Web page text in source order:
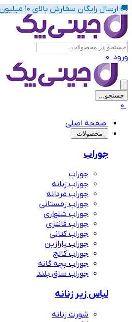
🚚 ارسال رایگان سفارش بالای 10 میلیون
ورود 0
جستجو...
0
صفحه اصلی
‌محصولات
جوراب
جوراب
جوراب زنانه
جوراب مردانه
جوراب زمستانی
جوراب شلواری
جوراب فانتزی
جوراب کتانی
جوراب پارازین
جوراب کالج
جوراب بچه گانه
جوراب ساق بلند
لباس زیر زنانه
شورت زنانه
پیشنهاد های لباس زیر زنانه